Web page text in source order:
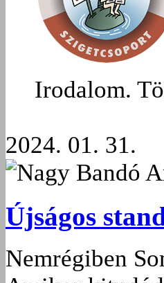
Irodalom.
2024. 01. 31.
Nagy Bandó
Újságos
Nemrégiben